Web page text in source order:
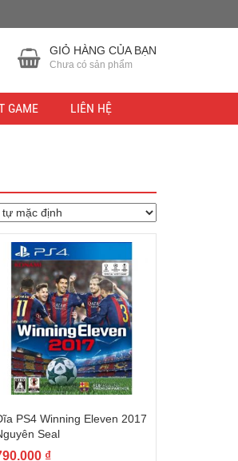
GIỎ HÀNG CỦA BẠN
Chưa có sản phẩm
GAME LIÊN HỆ
PS4 Winning Eleven 2017
Seal
₫